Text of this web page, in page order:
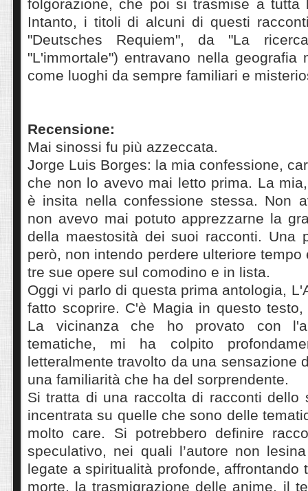
folgorazione, che poi si trasmise a tutta
Intanto, i titoli di alcuni di questi
"Deutsches Requiem", da "La
"L'immortale") entravano nella geografia
come luoghi da sempre familiari e
Recensione:
Mai sinossi fu più azzeccata.
Jorge Luis Borges: la mia confessione,
che non lo avevo mai letto prima. La
è insita nella confessione stessa. Non
non avevo mai potuto apprezzarne la
della maestosità dei suoi racconti. Una
però, non intendo perdere ulteriore
tre sue opere sul comodino e in lista.
Oggi vi parlo di questa prima antologia,
fatto scoprire. C'è Magia in questo
La vicinanza che ho provato con
tematiche, mi ha colpito
letteralmente travolto da una sensazione
una familiarità che ha del sorprendente.
Si tratta di una raccolta di racconti dello
incentrata su quelle che sono delle
molto care. Si potrebbero definire
speculativo, nei quali l’autore non
legate a spiritualità profonde, affrontando
morte, la trasmigrazione delle anime, il